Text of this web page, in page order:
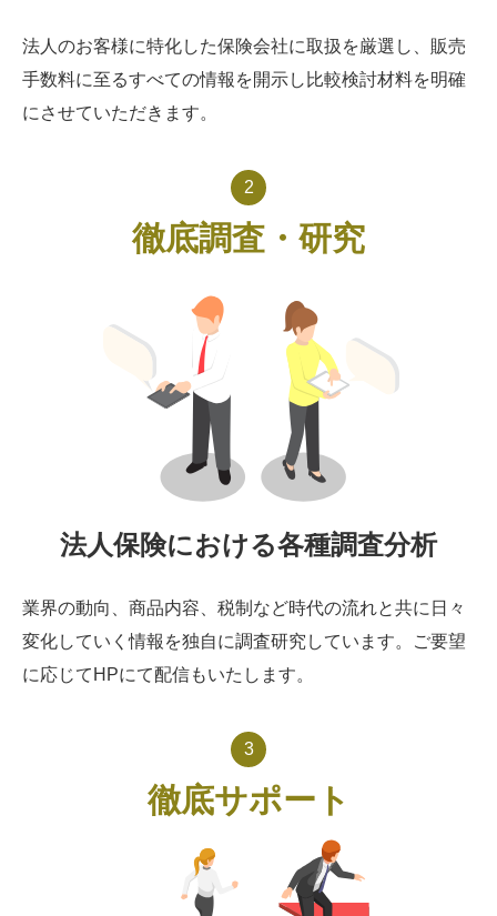
法人のお客様に特化した保険会社に取扱を厳選し、販売
手数料に至るすべての情報を開示し比較検討材料を明確
にさせていただきます。
2
徹底調査・研究
法人保険における各種調査分析
業界の動向、商品内容、税制など時代の流れと共に日々
変化していく情報を独自に調査研究しています。ご要望
に応じてHPにて配信もいたします。
3
徹底サポート